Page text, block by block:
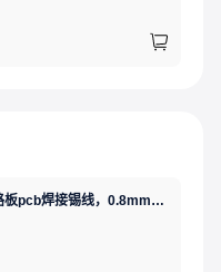
维修佬,王者焊锡丝，电路板pcb焊接锡线，0.8mm800g,1个